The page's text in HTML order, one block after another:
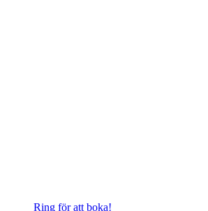
Ring för att boka!